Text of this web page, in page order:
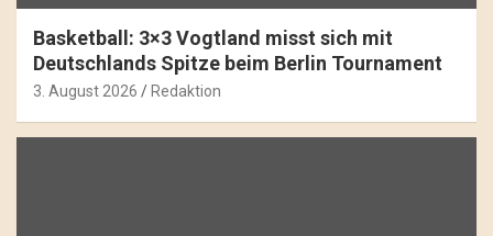
Basketball: 3×3 Vogtland misst sich mit
Deutschlands Spitze beim Berlin Tournament
3. August 2026 Redaktion